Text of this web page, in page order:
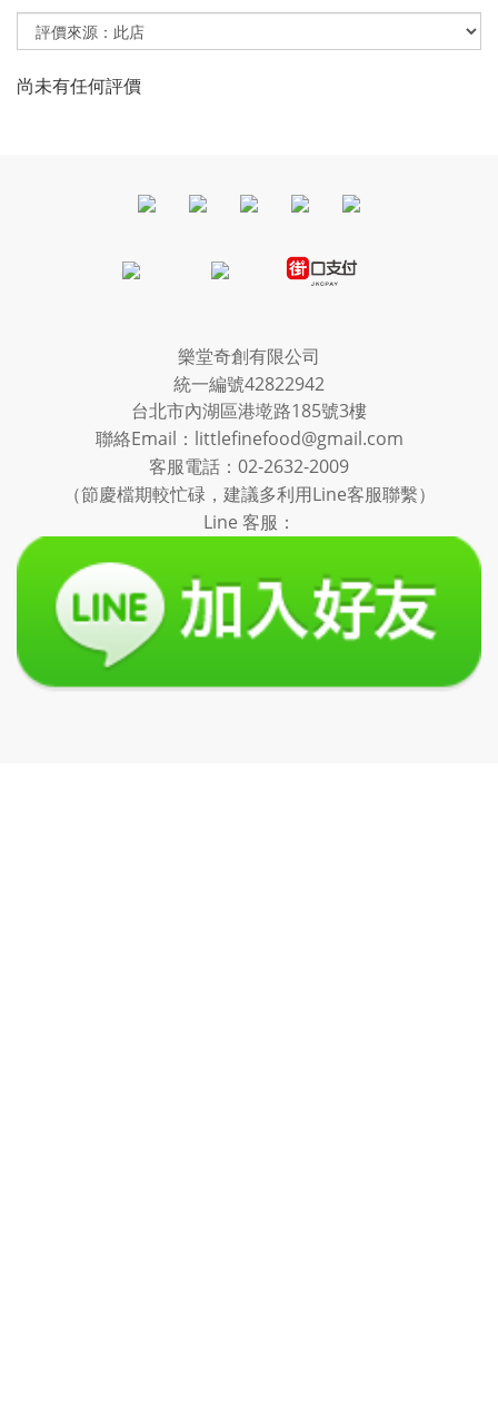
尚未有任何評價
樂堂奇創有限公司
統一編號42822942
台北市內湖區港墘路185號3樓
聯絡Email：littlefinefood@gmail.com
客服電話： 02-2632-2009
（節慶檔期較忙碌，建議多利用Line客服聯繫）
Line 客服：